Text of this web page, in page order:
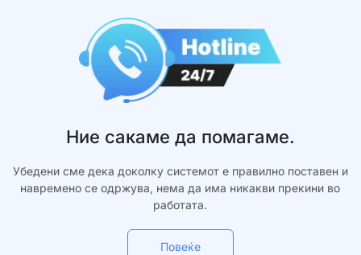
Ние сакаме да помагаме.
Убедени сме дека доколку системот е правилно поставен и
навремено се одржува, нема да има никакви прекини во
работата.
Повеќе